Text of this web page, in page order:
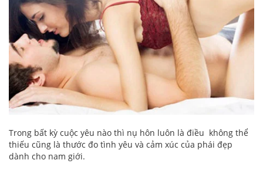
Trong bất kỳ cuộc yêu nào thì nụ hôn luôn là điều không thể
thiếu cũng là thước đo tình yêu và cảm xúc của phái đẹp
dành cho nam giới.